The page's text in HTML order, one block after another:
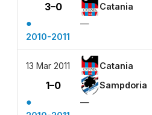
3–0 Catania
●
—
2010-2011
13 Mar 2011 Catania
1–0 Sampdoria
●
—